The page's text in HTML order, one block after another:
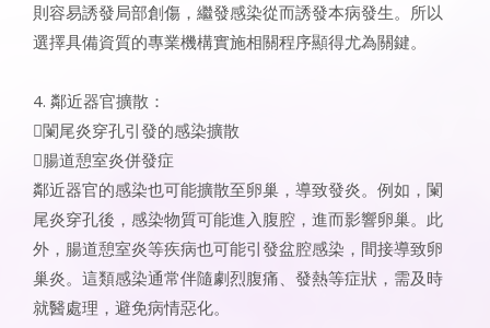
則容易誘發局部創傷，繼發感染從而誘發本病發生。所以
選擇具備資質的專業機構實施相關程序顯得尤為關鍵。
4. 鄰近器官擴散：
闌尾炎穿孔引發的感染擴散
腸道憩室炎併發症
鄰近器官的感染也可能擴散至卵巢，導致發炎。例如，闌
尾炎穿孔後，感染物質可能進入腹腔，進而影響卵巢。此
外，腸道憩室炎等疾病也可能引發盆腔感染，間接導致卵
巢炎。這類感染通常伴隨劇烈腹痛、發熱等症狀，需及時
就醫處理，避免病情惡化。